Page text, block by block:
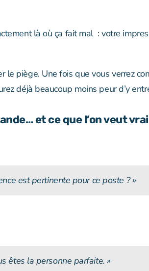
là où ça fait mal : votre
le piège. Une fois que vous verrez
déjà beaucoup moins peur d’y
et ce que l’on veut
est pertinente pour ce poste ? »
êtes la personne parfaite. »